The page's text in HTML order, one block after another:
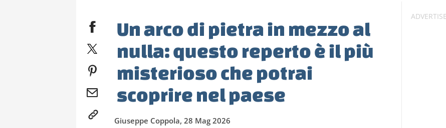
Un arco di pietra in mezzo al
nulla: questo reperto è il più
misterioso che potrai
scoprire nel paese
Giuseppe Coppola, 28 Mag 2026